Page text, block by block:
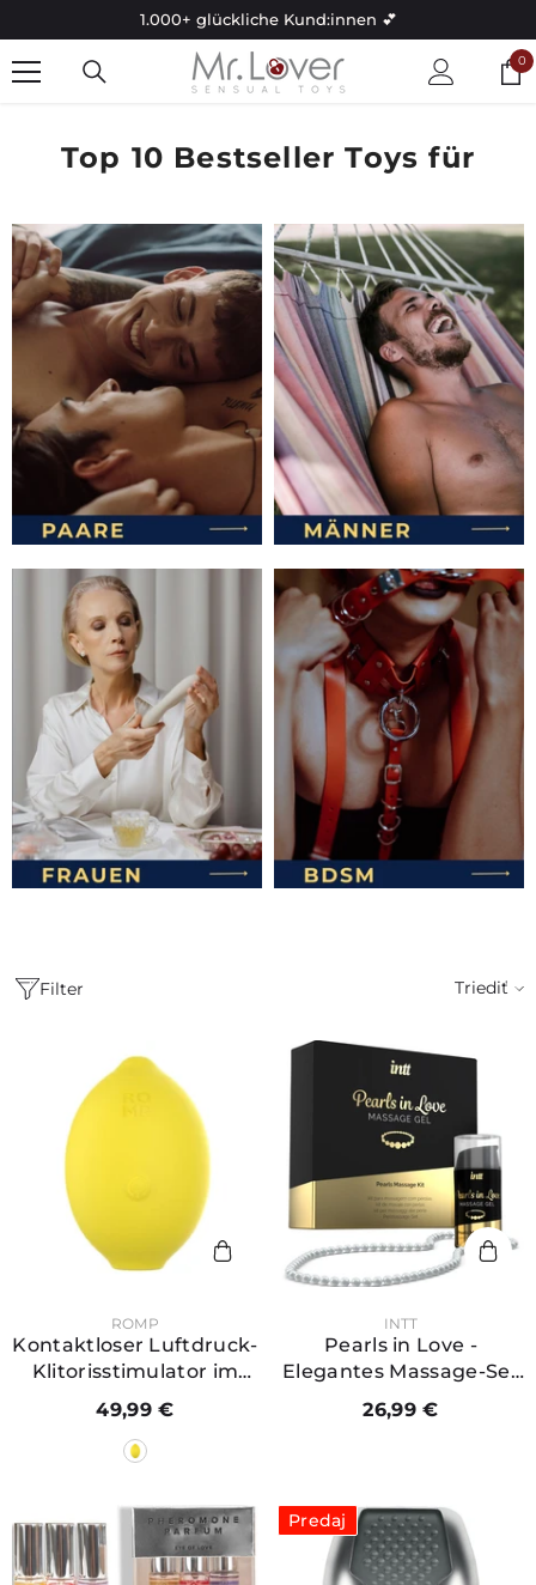
Kostenloser Versand ab 49 € 🚚
0
0
Top 10 Bestseller Toys für
Filter Triediť
ROMP
Kontaktloser Luftdruck-
Klitorisstimulator im
Zitronen-Design –
Lemon Crush
49,99 €
INTT
Pearls in Love -
Elegantes Massage-Set
mit Silikon-Gel &
Perlenkette
26,99 €
Predaj